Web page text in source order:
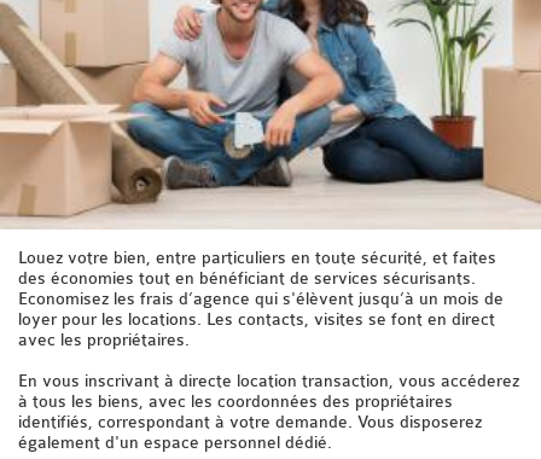
Louez votre bien, entre particuliers en toute sécurité, et faites
des économies tout en bénéficiant de services sécurisants.
Economisez les frais d’agence qui s'élèvent jusqu’à un mois de
loyer pour les locations. Les contacts, visites se font en direct
avec les propriétaires.
En vous inscrivant à directe location transaction, vous accéderez
à tous les biens, avec les coordonnées des propriétaires
identifiés, correspondant à votre demande. Vous disposerez
également d'un espace personnel dédié.